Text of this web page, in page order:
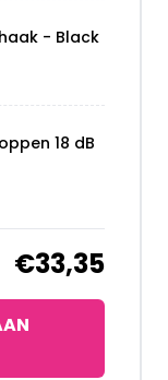
- Black
18 dB
€33,35